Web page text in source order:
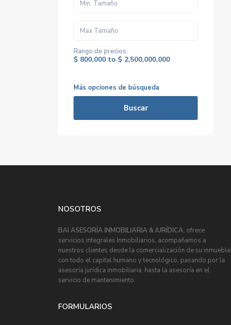
Rango de precios:
$ 800,000 to $ 2,500,000,000
Más opciones de búsqueda
Buscar
NOSOTROS
BAI ASESORÍA INMOBILIARIA & JURÍDICA, ofrece
servicios integrales Inmobiliarios, acompañamos a
nuestros clientes desde la comercialización de su inmueble
con todo el capital humano y tecnológico, pasando por la
asesoría jurídica inmobiliaria, hasta la asesoría en el
servicio de mantenimiento.
FORMULARIOS